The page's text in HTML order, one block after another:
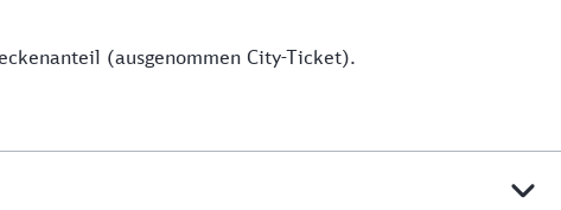
(ausgenommen City-Ticket).